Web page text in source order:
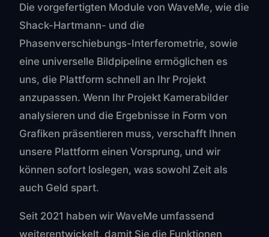
Die vorgefertigten Module von WaveMe, wie die
Shack-Hartmann- und die
Phasenverschiebungs-Interferometrie, sowie
eine universelle Bildpipeline ermöglichen es
uns, die Plattform schnell an Ihr Projekt
anzupassen. Wenn Ihr Projekt Kamerabilder
analysieren und die Ergebnisse in Form von
Grafiken präsentieren muss, verschafft Ihnen
unsere Plattform einen Vorsprung, und wir
können sofort loslegen, was sowohl Zeit als
auch Geld spart.
Seit 2021 haben wir WaveMe umfassend
weiterentwickelt, damit Sie die Funktionen